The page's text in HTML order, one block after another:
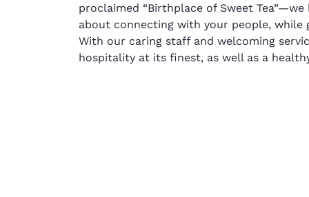
proclaimed “Birthplace of Sweet
about connecting with your people, while
With our caring staff and welcoming
hospitality at its finest, as well as a